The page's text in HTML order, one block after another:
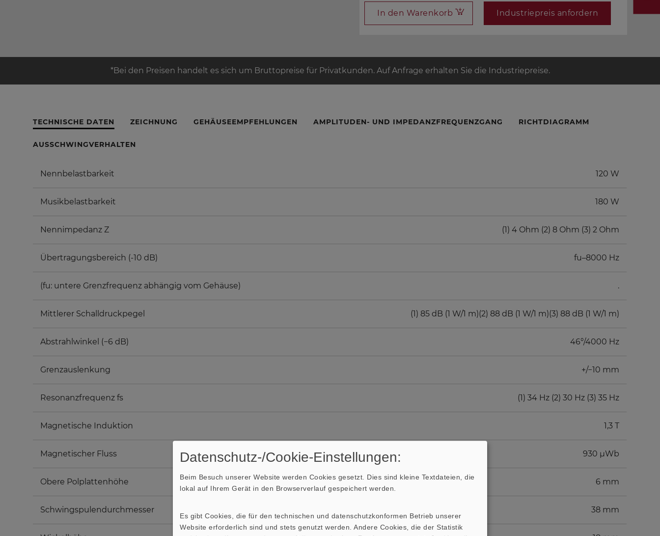
In den Warenkorb Industriepreis anfordern
*Bei den Preisen handelt es sich um Bruttopreise für Privatkunden. Auf Anfrage erhalten Sie die Industriepreise.
TECHNISCHE DATEN ZEICHNUNG GEHÄUSEEMPFEHLUNGEN AMPLITUDEN- UND IMPEDANZFREQUENZGANG RICHTDIAGRAMM
AUSSCHWINGVERHALTEN
Nennbelastbarkeit 120 W
Musikbelastbarkeit 180 W
Nennimpedanz Z (1) 4 Ohm (2) 8 Ohm (3) 2 Ohm
Übertragungsbereich (-10 dB) fu–8000 Hz
(fu: untere Grenzfrequenz abhängig vom Gehäuse) .
Mittlerer Schalldruckpegel (1) 85 dB (1 W/1 m)(2) 88 dB (1 W/1 m)(3) 88 dB (1 W/1 m)
Abstrahlwinkel (−6 dB) 46°/4000 Hz
Grenzauslenkung +/−10 mm
Resonanzfrequenz fs (1) 34 Hz (2) 30 Hz (3) 35 Hz
Magnetische Induktion 1,3 T
Magnetischer Fluss 930 µWb
Obere Polplattenhöhe 6 mm
Schwingspulendurchmesser 38 mm
Datenschutz-/Cookie-Einstellungen:
Beim Besuch unserer Website werden Cookies gesetzt. Dies sind kleine Textdateien, die
lokal auf Ihrem Gerät in den Browserverlauf gespeichert werden.
Es gibt Cookies, die für den technischen und datenschutzkonformen Betrieb unserer
Website erforderlich sind und stets genutzt werden. Andere Cookies, die der Statistik